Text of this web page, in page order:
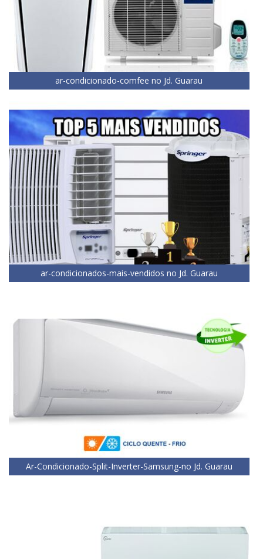
ar-condicionado-comfee no Jd. Guarau
ar-condicionados-mais-vendidos no Jd. Guarau
Ar-Condicionado-Split-Inverter-Samsung-no Jd. Guarau